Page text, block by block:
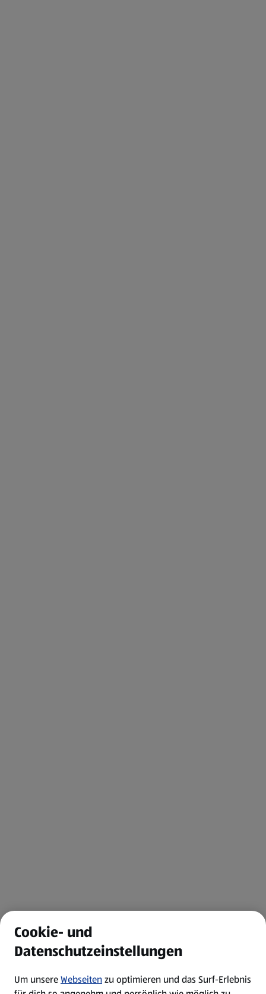
Cookie- und
Datenschutzeinstellungen
Um unsereWebseitenzu optimieren und das Surf-Erlebnis